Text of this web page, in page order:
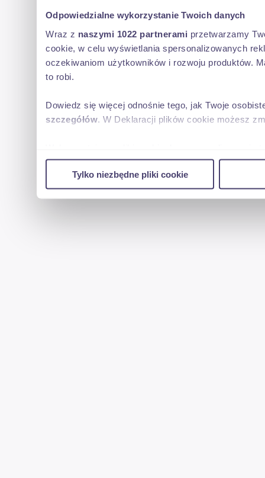
Odpowiedzialne wykorzystanie Twoich danych
Wraz z naszymi 1022 partnerami przetwarzamy
cookie, w celu wyświetlania spersonalizowanych
oczekiwaniom użytkowników i rozwoju produktów.
to robi.
Dowiedz się więcej odnośnie tego, jak Twoje
szczegółów . W Deklaracji plików cookie możesz
w naszej witrynie. Informacje o tym, jak korzystasz
reklamowym i analitycznym. Partnerzy mogą
uzyskanymi podczas korzystania z ich usług.
Tylko niezbędne pliki cookie